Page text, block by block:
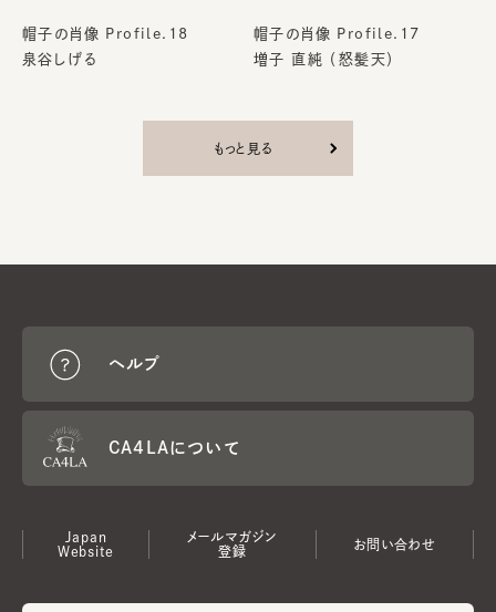
帽子の肖像 Profile.18
泉谷しげる
帽子の肖像 Profile.17
増子 直純 （怒髪天）
もっと見る
ヘルプ
CA4LAについて
Japan
Website
メールマガジン
登録
お問い合わせ